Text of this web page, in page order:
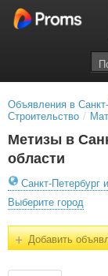
Объявления в
Строительство /
Метизы в
области
Санкт-Петербург
Выберите город
+Добавить